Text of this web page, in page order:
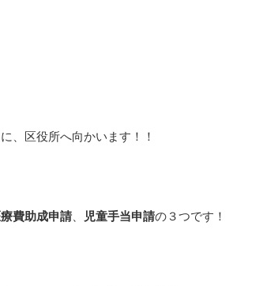
、区役所へ向かいます！！
費助成申請、 児童手当申請の３つです！